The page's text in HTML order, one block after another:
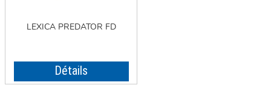
LEXICA PREDATOR FD
Détails